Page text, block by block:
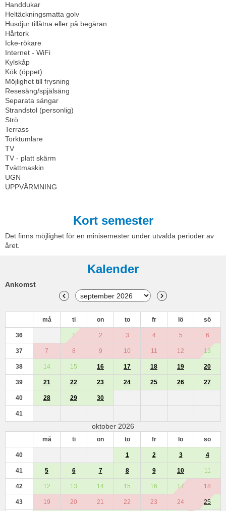
Handdukar
Heltäckningsmatta golv
Husdjur tillåtna eller på begäran
Hårtork
Icke-rökare
Internet - WiFi
Kylskåp
Kök (öppet)
Möjlighet till frysning
Resesäng/spjälsäng
Separata sängar
Strandstol (personlig)
Strö
Terrass
Torktumlare
TV
TV - platt skärm
Tvättmaskin
UGN
UPPVÄRMNING
Kort semester
Det finns möjlighet för en minisemester under utvalda perioder av
året.
Kalender
Ankomst
må ti on to fr lö sö
36 1 2 3 4 5 6
37 7 8 9 10 11 12 13
38 14 15 16 17 18 19 20
39 21 22 23 24 25 26 27
40 28 29 30
41
oktober 2026
må ti on to fr lö sö
40 1 2 3 4
41 5 6 7 8 9 10 11
42 12 13 14 15 16 17 18
43 19 20 21 22 23 24 25